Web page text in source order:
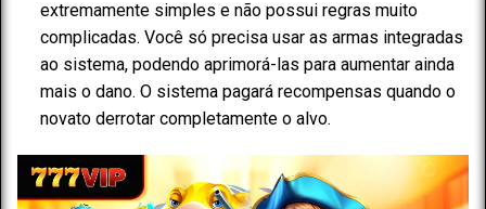
extremamente simples e não possui regras muito
complicadas. Você só precisa usar as armas integradas
ao sistema, podendo aprimorá-las para aumentar ainda
mais o dano. O sistema pagará recompensas quando o
novato derrotar completamente o alvo.